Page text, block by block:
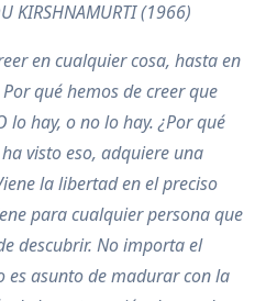
KIRSHNAMURTI (1966)
en cualquier cosa, hasta en
qué hemos de creer que
lo hay, o no lo hay. ¿Por qué
visto eso, adquiere una
la libertad en el preciso
para cualquier persona que
descubrir. No importa el
es asunto de madurar con la